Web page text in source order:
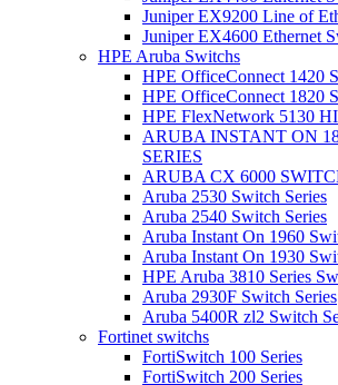
Juniper EX9200 Line of
Juniper EX4600 Ethernet
HPE Aruba Switchs
HPE OfficeConnect 1420
HPE OfficeConnect 1820
HPE FlexNetwork 5130
ARUBA INSTANT ON
SERIES
ARUBA CX 6000
Aruba 2530 Switch Series
Aruba 2540 Switch Series
Aruba Instant On 1960
Aruba Instant On 1930
HPE Aruba 3810 Series
Aruba 2930F Switch Series
Aruba 5400R zl2 Switch
Fortinet switchs
FortiSwitch 100 Series
FortiSwitch 200 Series